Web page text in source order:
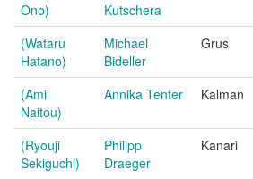
Ono)
Kutschera
(Wataru
Hatano)
Michael
Bideller
Grus
(Ami
Naitou)
Annika Tenter Kalman
(Ryouji
Sekiguchi)
Philipp
Draeger
Kanari